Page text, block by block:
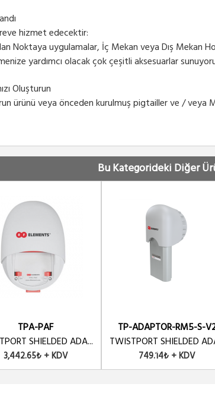
hizmet edecektir:
Noktaya uygulamalar, İç Mekan veya Dış Mekan
yardımcı olacak çok çeşitli aksesuarlar
Oluşturun
ürünü veya önceden kurulmuş pigtailler ve / veya
Bu Kategorideki Diğer
TPA-PAF
SHIELDED ADA...
3,442.65₺ + KDV
TP-ADAPTOR-RM5-S-
TWISTPORT SHIELDED
749.14₺ + KDV